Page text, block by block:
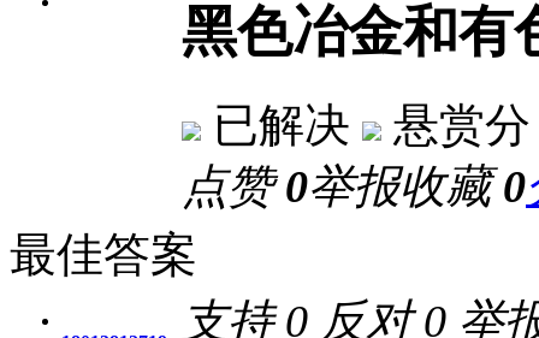
黑色冶金和有
已解决
悬赏
点赞0举报收藏0
最佳答案
支持0 反对0 举